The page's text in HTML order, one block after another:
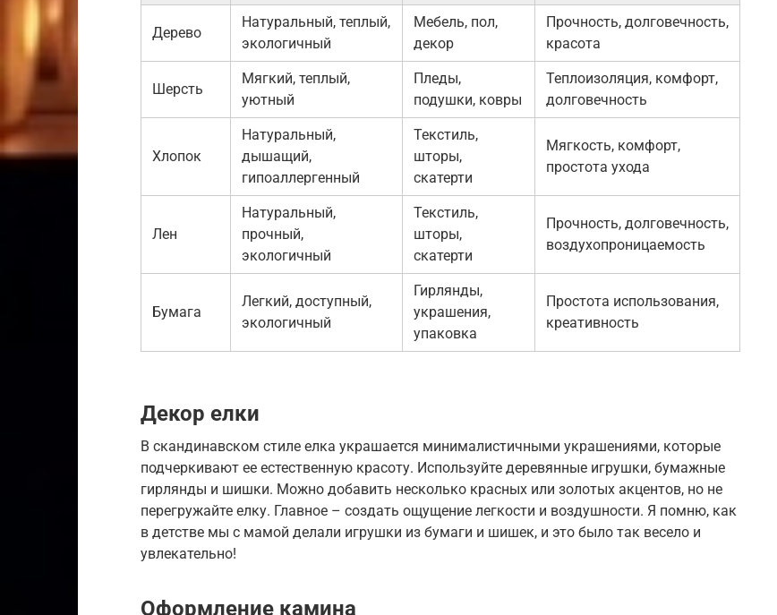
Дерево
Натуральный, теплый,
экологичный
Мебель, пол,
декор
Прочность, долговечность,
красота
Шерсть
Мягкий, теплый,
уютный
Пледы,
подушки, ковры
Теплоизоляция, комфорт,
долговечность
Хлопок
Натуральный,
дышащий,
гипоаллергенный
Текстиль,
шторы,
скатерти
Мягкость, комфорт,
простота ухода
Лен
Натуральный,
прочный,
экологичный
Текстиль,
шторы,
скатерти
Прочность, долговечность,
воздухопроницаемость
Бумага
Легкий, доступный,
экологичный
Гирлянды,
украшения,
упаковка
Простота использования,
креативность
Декор елки
В скандинавском стиле елка украшается минималистичными украшениями, которые
подчеркивают ее естественную красоту. Используйте деревянные игрушки, бумажные
гирлянды и шишки. Можно добавить несколько красных или золотых акцентов, но не
перегружайте елку. Главное – создать ощущение легкости и воздушности. Я помню, как
в детстве мы с мамой делали игрушки из бумаги и шишек, и это было так весело и
увлекательно!
Оформление камина